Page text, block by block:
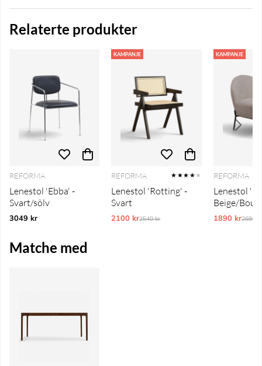
Relaterte produkter
REFORMA
Lenestol 'Ebba' -
Svart/sölv
3049 kr
KAMPANJE
REFORMA ★★★★★
Lenestol 'Rotting' -
Svart
2100 krOrdinarie pris:
2540 kr
KAMPANJE
REFORMA
Lenestol
Beige/
1890 kr2690 kr
Matche med